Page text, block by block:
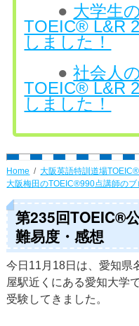
● 大学生
TOEIC® L&R
しました！
●社会人
TOEIC® L&R
しました！
Home
大阪英語特訓道場
大阪梅田のTOEIC®990点講師のブ
第235回TOEIC®
難易度・感想
今日11月18日は、愛知県
屋駅近くにある愛知大学
受験してきました。